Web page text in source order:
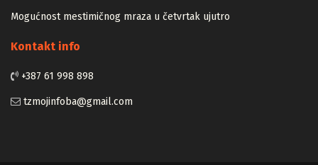
Mogućnost mestimičnog mraza u četvrtak ujutro
Kontakt info
+387 61 998 898
tzmojinfoba@gmail.com